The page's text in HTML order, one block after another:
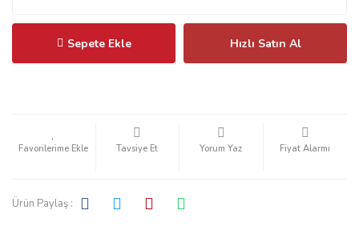
Sepete Ekle Hızlı Satın Al
Tavsiye Et Yorum Yaz Fiyat Alarmı
Ürün Paylaş :